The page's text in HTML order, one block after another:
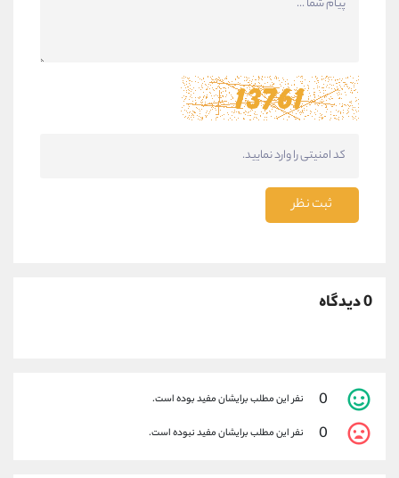
ثبت نظر
0 دیدگاه
0 نفر این مطلب برایشان مفید بوده است.
0 نفر این مطلب برایشان مفید نبوده است.